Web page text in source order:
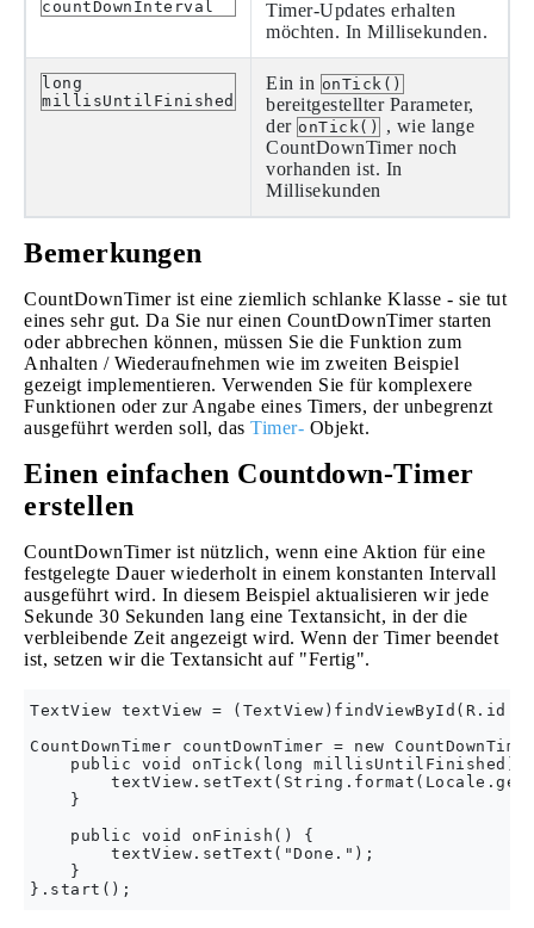
countDownInterval
Timer-Updates erhalten
möchten. In Millisekunden.
long
millisUntilFinished
Ein in onTick()
bereitgestellter Parameter,
der onTick()
, wie lange
CountDownTimer noch
vorhanden ist. In
Millisekunden
Bemerkungen
CountDownTimer ist eine ziemlich schlanke Klasse - sie tut
eines sehr gut. Da Sie nur einen CountDownTimer starten
oder abbrechen können, müssen Sie die Funktion zum
Anhalten / Wiederaufnehmen wie im zweiten Beispiel
gezeigt implementieren. Verwenden Sie für komplexere
Funktionen oder zur Angabe eines Timers, der unbegrenzt
ausgeführt werden soll, das Timer- Objekt.
Einen einfachen Countdown-Timer
erstellen
CountDownTimer ist nützlich, wenn eine Aktion für eine
festgelegte Dauer wiederholt in einem konstanten Intervall
ausgeführt wird. In diesem Beispiel aktualisieren wir jede
Sekunde 30 Sekunden lang eine Textansicht, in der die
verbleibende Zeit angezeigt wird. Wenn der Timer beendet
ist, setzen wir die Textansicht auf "Fertig".
TextView textView =
CountDownTimer countDownTimer = new
public void onTick(long millisUntilFinished)
    }
    public void onFinish() {
        textView.setText("Done.");
    }